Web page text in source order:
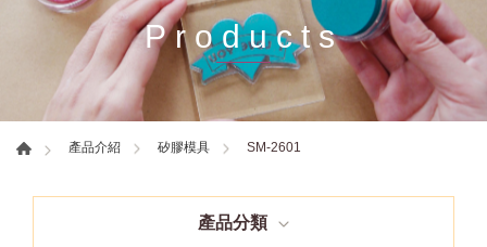
Products
產品介紹 矽膠模具 SM-2601
產品分類